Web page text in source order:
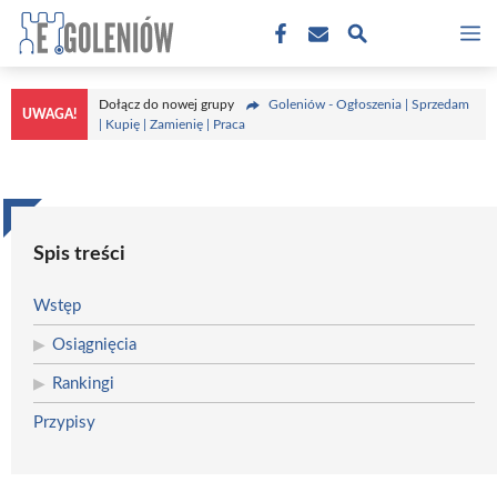
Przejdź
treści
UWAGA!
Dołącz do nowej grupy
Goleniów - Ogłoszenia | Sprzedam
| Kupię | Zamienię | Praca
Spis treści
Wstęp
Osiągnięcia
Rankingi
Przypisy